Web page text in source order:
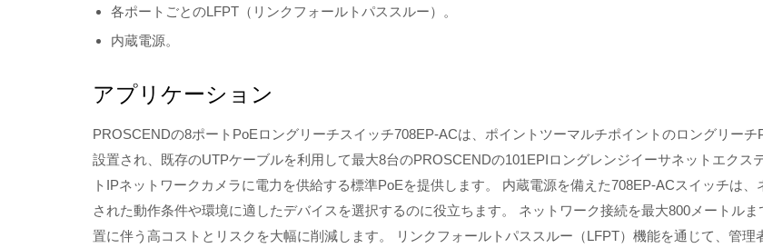
各ポートごとのLFPT（リンクフォールトパススルー）。
内蔵電源。
アプリケーション
PROSCENDの8ポートPoEロングリーチスイッチ708EP-ACは、ポイントツーマルチポイントのロングリー
設置され、既存のUTPケーブルを利用して最大8台のPROSCENDの101EPIロングレンジイーサネットエク
トIPネットワークカメラに電力を供給する標準PoEを提供します。 内蔵電源を備えた708EP-ACスイッチは
された動作条件や環境に適したデバイスを選択するのに役立ちます。 ネットワーク接続を最大800メートル
置に伴う高コストとリスクを大幅に削減します。 リンクフォールトパススルー（LFPT）機能を通じて、管